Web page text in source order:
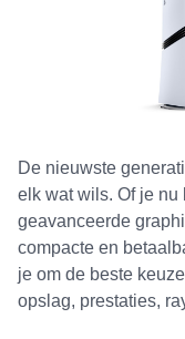
De nieuwste
elk wat wils. Of je nu
geavanceerde
compacte en
je om de beste
opslag, prestaties,